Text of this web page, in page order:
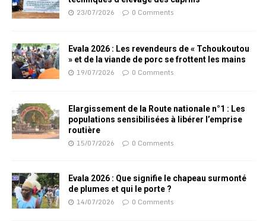
23/07/2026 0 Comments
Evala 2026 : Les revendeurs de « Tchoukoutou
» et de la viande de porc se frottent les mains
19/07/2026 0 Comments
Elargissement de la Route nationale n°1 : Les
populations sensibilisées à libérer l’emprise
routière
15/07/2026 0 Comments
Evala 2026 : Que signifie le chapeau surmonté
de plumes et qui le porte ?
14/07/2026 0 Comments